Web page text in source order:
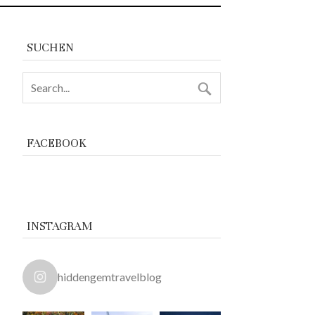
SUCHEN
FACEBOOK
INSTAGRAM
hiddengemtravelblog